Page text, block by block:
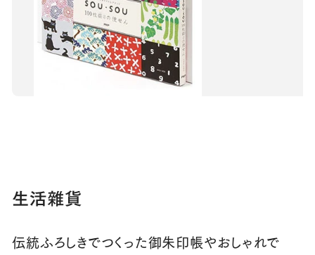
生活雜貨
伝統ふろしきでつくった御朱印帳やおしゃれで